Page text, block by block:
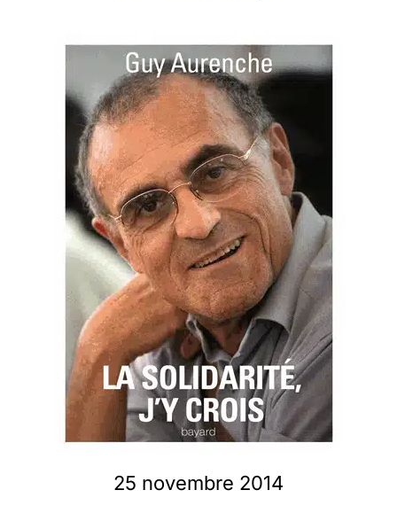
Intéressés
Spiritualité
Membres
L’actu
Nous soutenir
La revue Responsables
25 novembre 2014